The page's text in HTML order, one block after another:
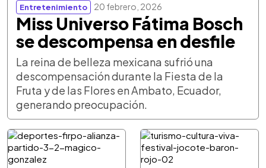
Entretenimiento 20 febrero, 2026
Miss Universo Fátima Bosch
se descompensa en desfile
La reina de belleza mexicana sufrió una
descompensación durante la Fiesta de la
Fruta y de las Flores en Ambato, Ecuador,
generando preocupación.